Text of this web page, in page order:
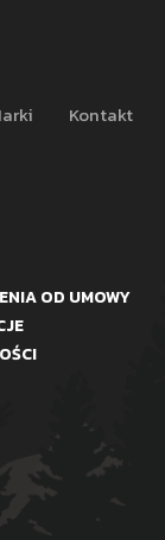
Kontakt
OD UMOWY